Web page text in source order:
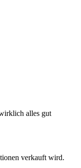
alles gut
verkauft wird.